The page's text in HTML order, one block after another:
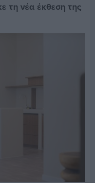
τη νέα έκθεση της